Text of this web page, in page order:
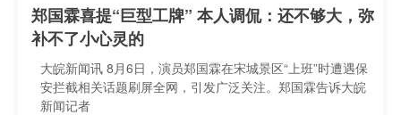
郑国霖喜提“巨型工牌” 本人调侃：还不够大，弥
补不了小心灵的
大皖新闻讯 8月6日，演员郑国霖在宋城景区“上班”时遭遇保
安拦截相关话题刷屏全网，引发广泛关注。郑国霖告诉大皖
新闻记者